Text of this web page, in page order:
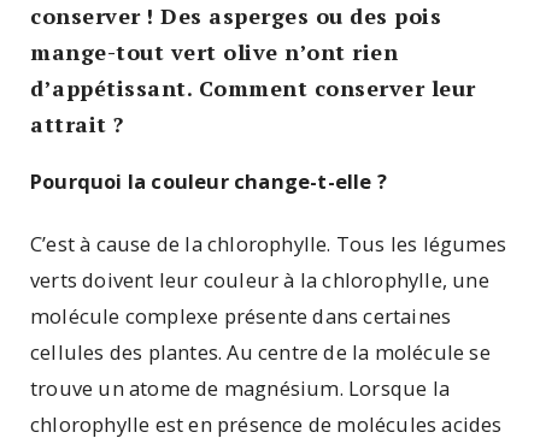
conserver ! Des asperges ou des pois
mange-tout vert olive n’ont rien
d’appétissant. Comment conserver leur
attrait ?
Pourquoi la couleur change-t-elle ?
C’est à cause de la chlorophylle. Tous les légumes
verts doivent leur couleur à la chlorophylle, une
molécule complexe présente dans certaines
cellules des plantes. Au centre de la molécule se
trouve un atome de magnésium. Lorsque la
chlorophylle est en présence de molécules acides